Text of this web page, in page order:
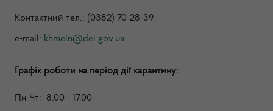
Контактний тел.: (0382) 70-28-39
e-mail: khmeln@dei.gov.ua
Графік роботи на період дії карантину:
Пн-Чт: 8.00 - 17.00